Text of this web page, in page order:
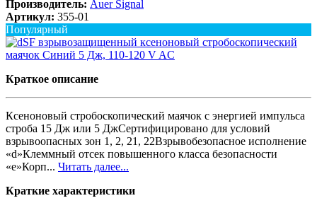
Производитель: Auer Signal
Артикул: 355-01
Популярный
Краткое описание
Ксеноновый стробоскопический маячок с энергией импульса
строба 15 Дж или 5 ДжСертифицировано для условий
взрывоопасных зон 1, 2, 21, 22Взрывобезопасное исполнение
«d»Клеммный отсек повышенного класса безопасности
«e»Корп... Читать далее...
Краткие характеристики